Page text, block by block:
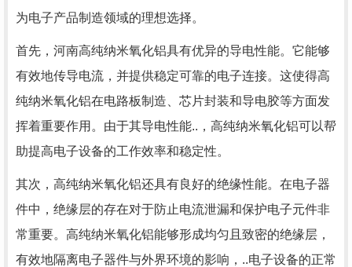
为电子产品制造领域的理想选择。
首先，河南高纯纳米氧化铝具有优异的导电性能。它能够
有效地传导电流，并提供稳定可靠的电子连接。这使得高
纯纳米氧化铝在电路板制造、芯片封装和导电胶等方面发
挥着重要作用。由于其导电性能..，高纯纳米氧化铝可以帮
助提高电子设备的工作效率和稳定性。
其次，高纯纳米氧化铝还具有良好的绝缘性能。在电子器
件中，绝缘层的存在对于防止电流泄漏和保护电子元件非
常重要。高纯纳米氧化铝能够形成均匀且致密的绝缘层，
有效地隔离电子器件与外界环境的影响，..电子设备的正常